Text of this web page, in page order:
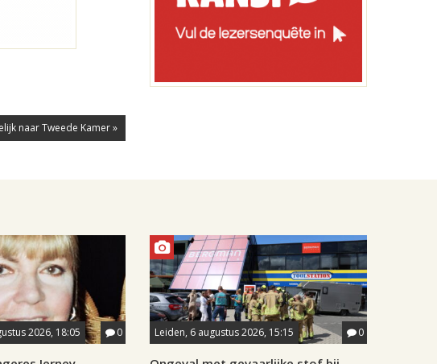
naar Tweede Kamer »
2026, 18:05 0 Leiden, 6 augustus 2026, 15:15 0